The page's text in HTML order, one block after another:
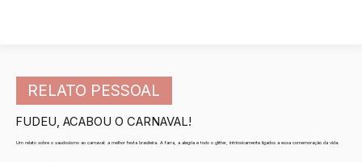
RELATO PESSOAL
FUDEU, ACABOU O CARNAVAL!
Um relato sobre o saudosismo ao carnaval: a melhor festa brasileira. A farra, a alegria e todo o glitter, intrinsicamente ligados a essa comemoração da vida.